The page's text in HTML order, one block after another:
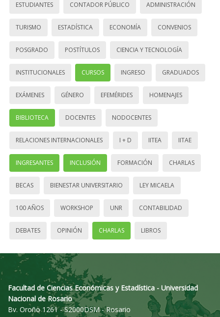
ESTUDIANTES CONTADOR PÚBLICO ADMINISTRACIÓN
TURISMO ESTADÍSTICA ECONOMÍA CONVENIOS
POSGRADO POSTÍTULOS CIENCIA Y TECNOLOGÍA
INSTITUCIONALES CURSOS INGRESO GRADUADOS
EXÁMENES GÉNERO EFEMÉRIDES HOMENAJES
BIBLIOTECA DOCENTES NODOCENTES
RELACIONES INTERNACIONALES I + D IITEA IITAE
INGRESANTES INCLUSIÓN FORMACIÓN CHARLAS
BECAS BIENESTAR UNIVERSITARIO LEY MICAELA
100 AÑOS WORKSHOP UNR CONTABILIDAD
DEBATES OPINIÓN CHARLAS LIBROS
Facultad de Ciencias Económicas y Estadística - Universidad
Nacional de Rosario
Bv. Oroño 1261 - S2000DSM - Rosario